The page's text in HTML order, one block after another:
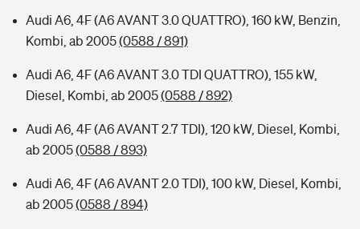
Audi A6, 4F (A6 AVANT 3.0 QUATTRO), 160 kW, Benzin,
Kombi, ab 2005(0588 / 891)
Audi A6, 4F (A6 AVANT 3.0 TDI QUATTRO), 155 kW,
Diesel, Kombi, ab 2005(0588 / 892)
Audi A6, 4F (A6 AVANT 2.7 TDI), 120 kW, Diesel, Kombi,
ab 2005(0588 / 893)
Audi A6, 4F (A6 AVANT 2.0 TDI), 100 kW, Diesel, Kombi,
ab 2005(0588 / 894)